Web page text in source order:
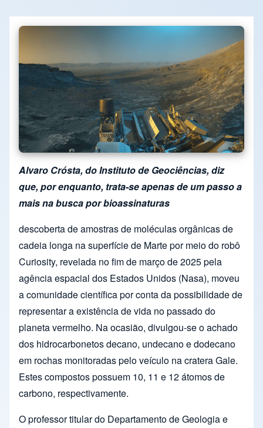
Alvaro Crósta, do Instituto de Geociências, diz
que, por enquanto, trata-se apenas de um passo a
mais na busca por bioassinaturas
descoberta de amostras de moléculas orgânicas de
cadeia longa na superfície de Marte por meio do robô
Curiosity, revelada no fim de março de 2025 pela
agência espacial dos Estados Unidos (Nasa), moveu
a comunidade científica por conta da possibilidade de
representar a existência de vida no passado do
planeta vermelho. Na ocasião, divulgou-se o achado
dos hidrocarbonetos decano, undecano e dodecano
em rochas monitoradas pelo veículo na cratera Gale.
Estes compostos possuem 10, 11 e 12 átomos de
carbono, respectivamente.
O professor titular do Departamento de Geologia e